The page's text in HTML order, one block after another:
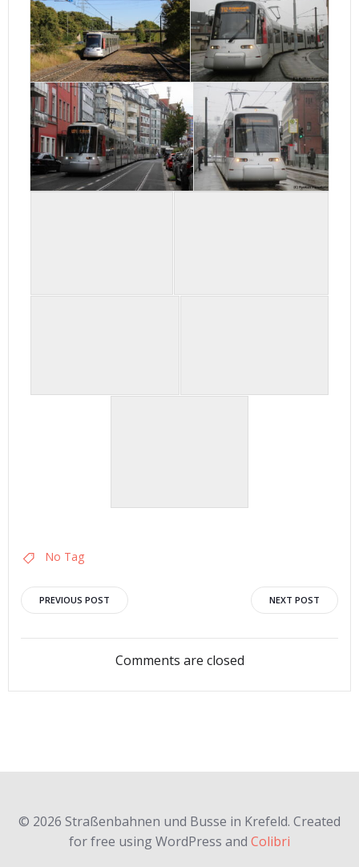
No Tag
Post
navigation
PREVIOUS POST
navigation
NEXT POST
Comments are closed
© 2026 Straßenbahnen und Busse in Krefeld. Created
for free using WordPress and Colibri